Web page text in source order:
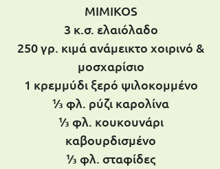
MIMIKOS
3 κ.σ. ελαιόλαδο
250 γρ. κιμά ανάμεικτο χοιρινό &
μοσχαρίσιο
1 κρεμμύδι ξερό ψιλοκομμένο
⅓ φλ. ρύζι καρολίνα
⅓ φλ. κουκουνάρι
καβουρδισμένο
⅓ φλ. σταφίδες